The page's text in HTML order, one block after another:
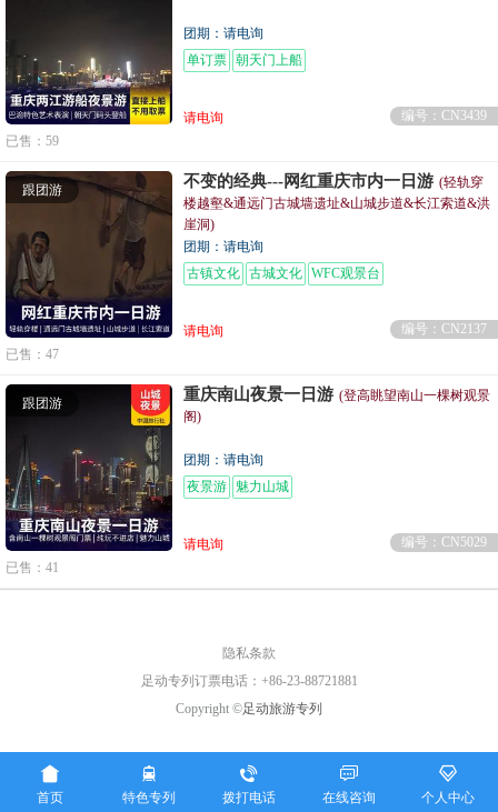
团期：请电询
单订票 朝天门上船
请电询
编号：CN3439
已售：59
跟团游 不变的经典---网红重庆市内一日游 (轻轨穿
楼越壑&通远门古城墙遗址&山城步道&长江索道&洪
崖洞)
团期：请电询
古镇文化 古城文化 WFC观景台
请电询
编号：CN2137
已售：47
跟团游 重庆南山夜景一日游 (登高眺望南山一棵树观景
阁)
团期：请电询
夜景游
魅力山城
请电询
编号：CN5029
已售：41
隐私条款
足动专列订票电话：+86-23-88721881
Copyright ©足动旅游专列

首页

特色专列

拨打电话

在线咨询

个人中心